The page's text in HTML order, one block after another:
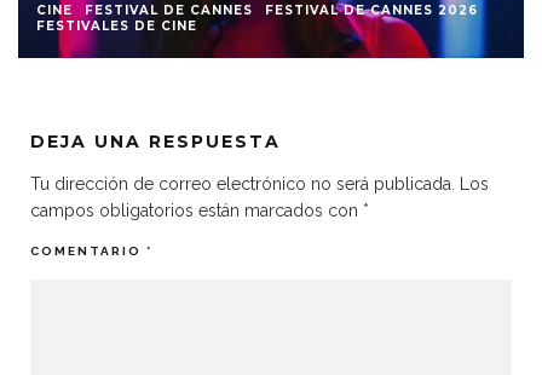
CINE FESTIVAL DE CANNES
FESTIVAL DE CANNES 2026
FESTIVALES DE CINE
DEJA UNA RESPUESTA
Tu dirección de correo electrónico no será publicada.
Los
campos obligatorios están marcados con *
COMENTARIO *